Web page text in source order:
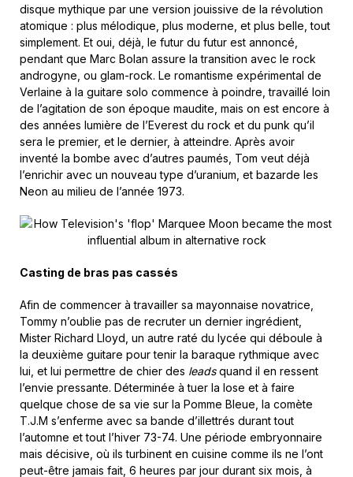
disque mythique par une version jouissive de la révolution
atomique : plus mélodique, plus moderne, et plus belle, tout
simplement. Et oui, déjà, le futur du futur est annoncé,
pendant que Marc Bolan assure la transition avec le rock
androgyne, ou glam-rock. Le romantisme expérimental de
Verlaine à la guitare solo commence à poindre, travaillé loin
de l’agitation de son époque maudite, mais on est encore à
des années lumière de l’Everest du rock et du punk qu’il
sera le premier, et le dernier, à atteindre. Après avoir
inventé la bombe avec d’autres paumés, Tom veut déjà
l’enrichir avec un nouveau type d’uranium, et bazarde les
Neon au milieu de l’année 1973.
Casting de bras pas cassés
Afin de commencer à travailler sa mayonnaise novatrice,
Tommy n’oublie pas de recruter un dernier ingrédient,
Mister Richard Lloyd, un autre raté du lycée qui déboule à
la deuxième guitare pour tenir la baraque rythmique avec
lui, et lui permettre de chier des leadsquand il en ressent
l’envie pressante. Déterminée à tuer la lose et à faire
quelque chose de sa vie sur la Pomme Bleue, la comète
T.J.M s’enferme avec sa bande d’illettrés durant tout
l’automne et tout l’hiver 73-74. Une période embryonnaire
mais décisive, où ils turbinent en cuisine comme ils ne l’ont
peut-être jamais fait, 6 heures par jour durant six mois, à